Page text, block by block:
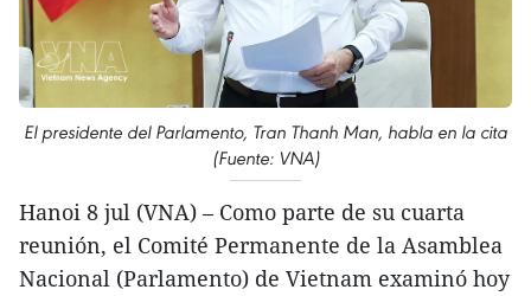
El presidente del Parlamento, Tran Thanh Man, habla en la cita
(Fuente: VNA)
Hanoi 8 jul (VNA) – Como parte de su cuarta
reunión, el Comité Permanente de la Asamblea
Nacional (Parlamento) de Vietnam examinó hoy